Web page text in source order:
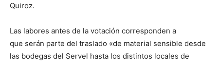
Quiroz.
Las labores antes de la votación corresponden a
que serán parte del traslado «de material sensible desde
las bodegas del Servel hasta los distintos locales de